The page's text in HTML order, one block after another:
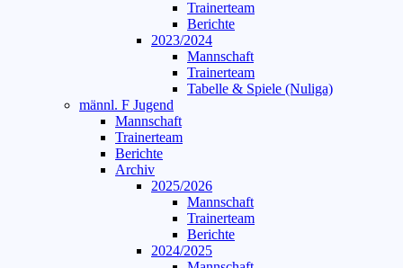
Trainerteam
Berichte
2023/2024
Mannschaft
Trainerteam
Tabelle & Spiele (Nuliga)
männl. F Jugend
Mannschaft
Trainerteam
Berichte
Archiv
2025/2026
Mannschaft
Trainerteam
Berichte
2024/2025